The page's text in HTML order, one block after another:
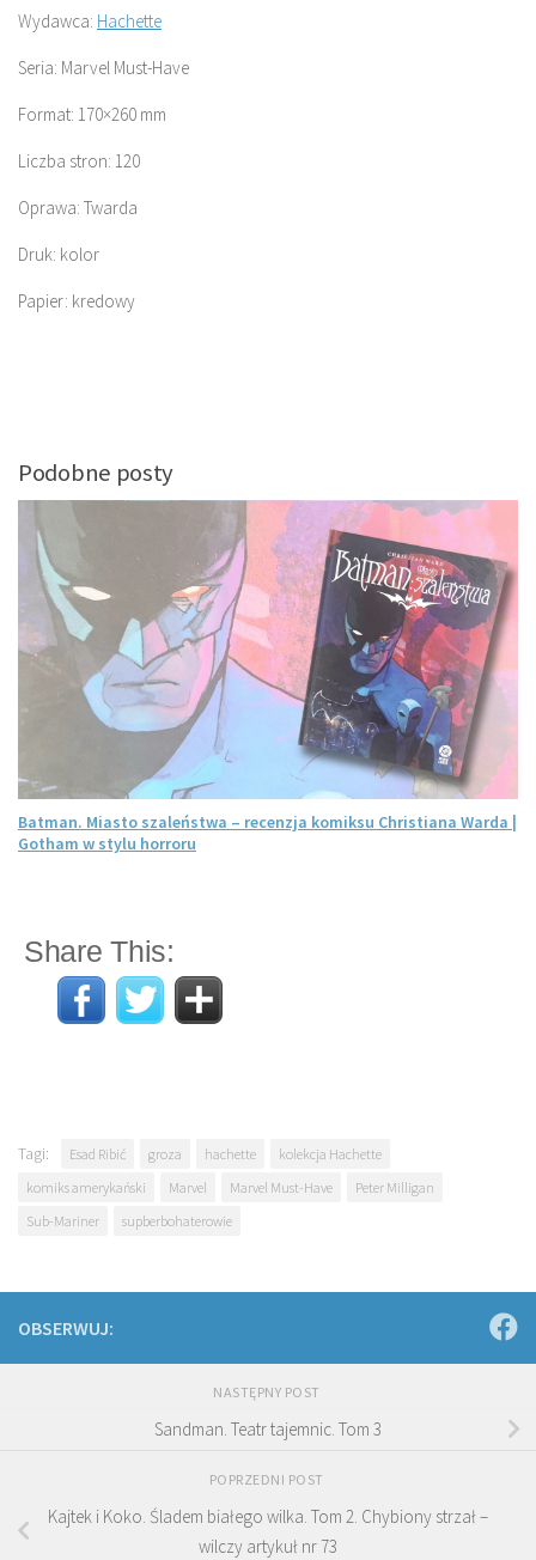
Wydawca: Hachette
Seria: Marvel Must-Have
Format: 170×260 mm
Liczba stron: 120
Oprawa: Twarda
Druk: kolor
Papier: kredowy
Podobne posty
Batman. Miasto szaleństwa – recenzja komiksu Christiana Warda |
Gotham w stylu horroru
Share This:
Tagi: Esad Ribić groza hachette
kolekcja Hachette
komiks amerykański
Marvel Marvel Must-Have
Peter Milligan
Sub-Mariner
supberbohaterowie
OBSERWUJ:
NASTĘPNY POST
Sandman. Teatr tajemnic. Tom 3
POPRZEDNI POST
Kajtek i Koko. Śladem białego wilka. Tom 2. Chybiony strzał –
wilczy artykuł nr 73